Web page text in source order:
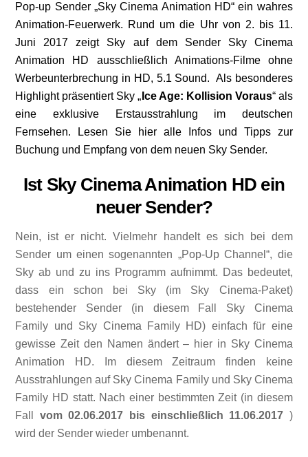
Pop-up Sender „Sky Cinema Animation HD“ ein wahres
Animation-Feuerwerk. Rund um die Uhr von 2. bis 11.
Juni 2017 zeigt Sky auf dem Sender Sky Cinema
Animation HD ausschließlich Animations-Filme ohne
Werbeunterbrechung in HD, 5.1 Sound. Als besonderes
Highlight präsentiert Sky „ Ice Age: Kollision Voraus“ als
eine exklusive Erstausstrahlung im deutschen
Fernsehen. Lesen Sie hier alle Infos und Tipps zur
Buchung und Empfang von dem neuen Sky Sender.
Ist Sky Cinema Animation HD ein
neuer Sender?
Nein, ist er nicht. Vielmehr handelt es sich bei dem
Sender um einen sogenannten „Pop-Up Channel“, die
Sky ab und zu ins Programm aufnimmt. Das bedeutet,
dass ein schon bei Sky (im Sky Cinema-Paket)
bestehender Sender (in diesem Fall Sky Cinema
Family und Sky Cinema Family HD) einfach für eine
gewisse Zeit den Namen ändert – hier in Sky Cinema
Animation HD. Im diesem Zeitraum finden keine
Ausstrahlungen auf Sky Cinema Family und Sky Cinema
Family HD statt. Nach einer bestimmten Zeit (in diesem
Fall vom 02.06.2017 bis einschließlich 11.06.2017 )
wird der Sender wieder umbenannt.